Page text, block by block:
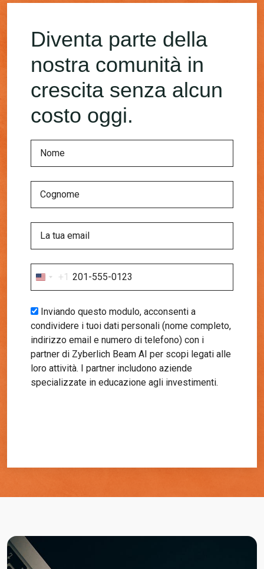
Diventa parte della
nostra comunità in
crescita senza alcun
costo oggi.
United
States
+1
+1
Inviando questo modulo, acconsenti a
condividere i tuoi dati personali (nome completo,
indirizzo email e numero di telefono) con i
partner di Zyberlich Beam AI per scopi legati alle
loro attività. I partner includono aziende
specializzate in educazione agli investimenti.